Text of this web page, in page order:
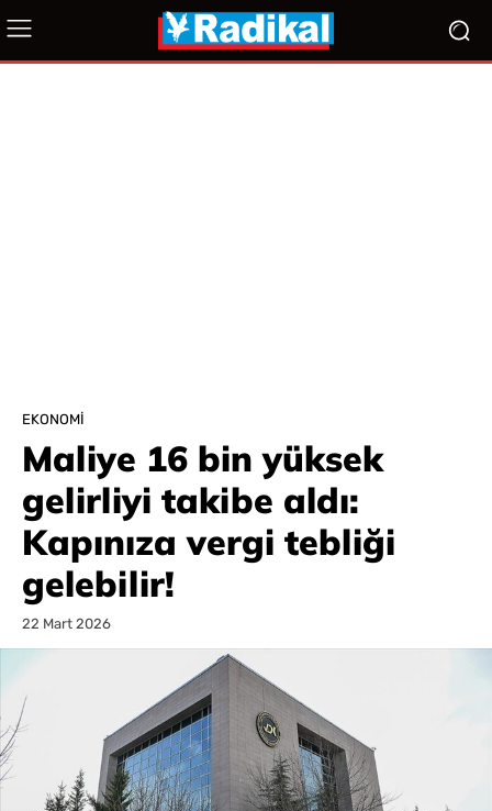
EKONOMI
Maliye 16 bin yüksek
gelirliyi takibe aldı:
Kapınıza vergi tebliği
gelebilir!
22 Mart 2026